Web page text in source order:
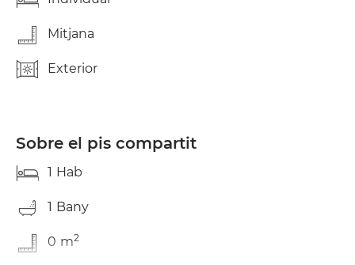
Mitjana
Exterior
Sobre el pis compartit
1 Hab
1 Bany
0 m2